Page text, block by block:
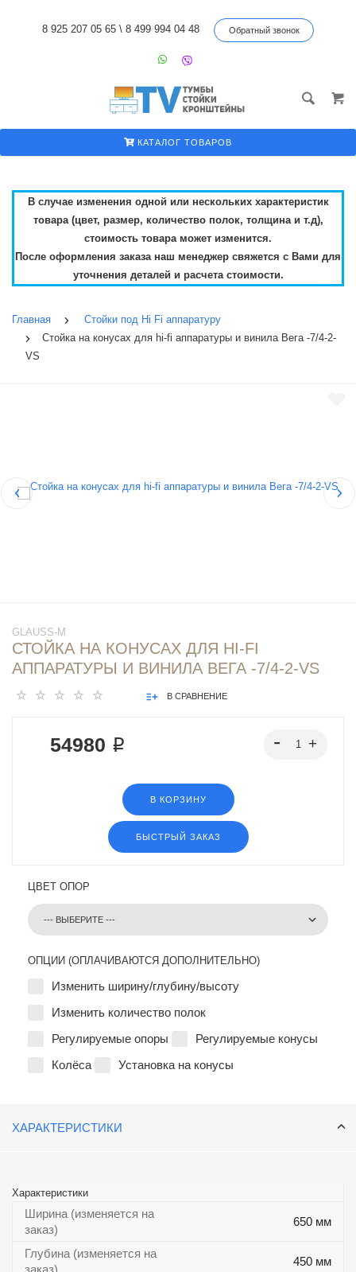
8 925 207 05 65 \ 8 499 994 04 48 Обратный звонок
КАТАЛОГ ТОВАРОВ
В случае изменения одной или нескольких характеристик
товара (цвет, размер, количество полок, толщина и т.д),
стоимость товара может изменится.
После оформления заказа наш менеджер свяжется с Вами для
уточнения деталей и расчета стоимости.
Главная
Стойки под Hi Fi аппаратуру
Стойка на конусах для hi-fi аппаратуры и винила Вега -7/4-2-
VS
GLAUSS-M
СТОЙКА НА КОНУСАХ ДЛЯ HI-FI
АППАРАТУРЫ И ВИНИЛА ВЕГА -7/4-2-VS
В СРАВНЕНИЕ
54980 ₽
В КОРЗИНУ
БЫСТРЫЙ ЗАКАЗ
ЦВЕТ ОПОР
ОПЦИИ (ОПЛАЧИВАЮТСЯ ДОПОЛНИТЕЛЬНО)
Изменить ширину/глубину/высоту
Изменить количество полок
Регулируемые опоры
Регулируемые конусы
Колёса
Установка на конусы
ХАРАКТЕРИСТИКИ
Характеристики
Ширина (изменяется на
заказ)
650 мм
Глубина (изменяется на
заказ)
450 мм